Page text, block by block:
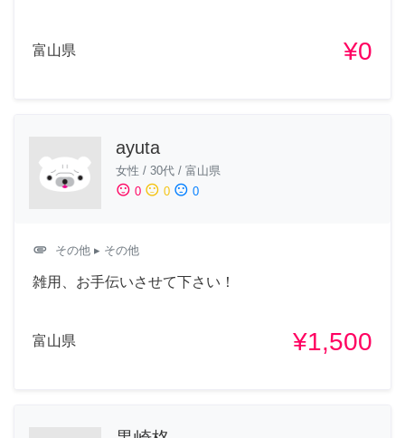
富山県 ¥0
ayuta
女性 / 30代 / 富山県
sentiment_satisfied 0 sentiment_neutral 0 sentiment_dissatisfied 0
attachment その他 ▸ その他
雑用、お手伝いさせて下さい！
富山県 ¥1,500